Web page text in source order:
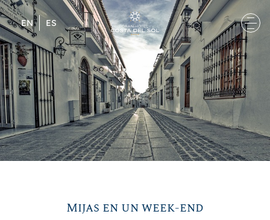
EN ES
Skip to content
Mijas en un week-end